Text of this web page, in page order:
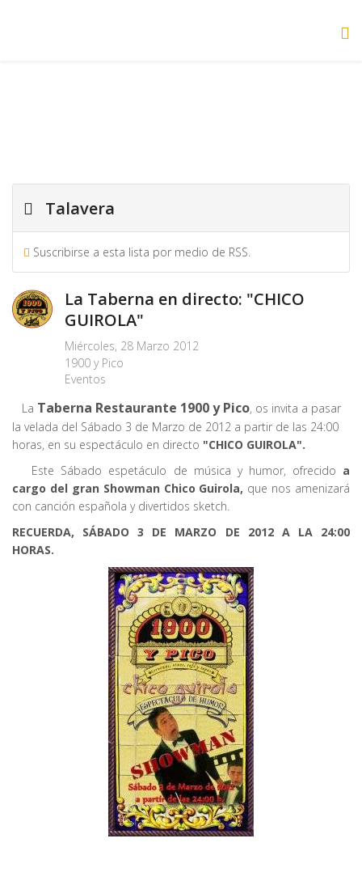
Talavera
Suscribirse a esta lista por medio de RSS.
La Taberna en directo: "CHICO
GUIROLA"
Miércoles, 28 Marzo 2012
1900 y Pico
Eventos
La Taberna Restaurante 1900 y Pico, os invita a pasar
la velada del Sábado 3 de Marzo de 2012 a partir de las 24:00
horas, en su espectáculo en directo "CHICO GUIROLA".
Este Sábado espetáculo de música y humor, ofrecido a
cargo del gran Showman Chico Guirola, que nos amenizará
con canción española y divertidos sketch.
RECUERDA, SÁBADO 3 DE MARZO DE 2012 A LA 24:00
HORAS.